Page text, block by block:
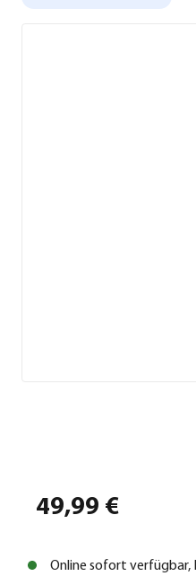
49,99 €
Online sofort verfügbar,